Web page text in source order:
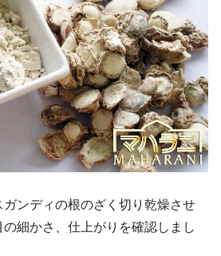
ンディの根のざく切り乾燥させ
細かさ、仕上がりを確認しまし